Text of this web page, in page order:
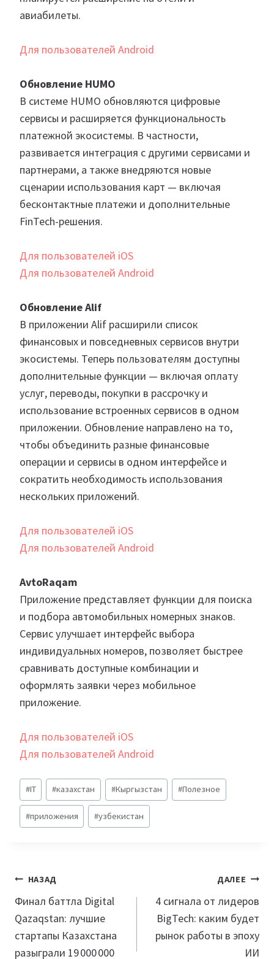
авиабилеты.
Для пользователей Android
Обновление HUMO
В системе HUMO обновляются цифровые
сервисы и расширяется функциональность
платежной экосистемы. В частности,
развивается интеграция с другими сервисами и
партнерами, а также внедряются новые
сценарии использования карт — включая
бесконтактные платежи и дополнительные
FinTech-решения.
Для пользователей iOS
Для пользователей Android
Обновление Alif
В приложении Alif расширили список
финансовых и повседневных сервисов внутри
экосистемы. Теперь пользователям доступны
дополнительные функции — включая оплату
услуг, переводы, покупки в рассрочку и
использование встроенных сервисов в одном
приложении. Обновление направлено на то,
чтобы объединить разные финансовые
операции и сервисы в одном интерфейсе и
сократить необходимость использования
нескольких приложений.
Для пользователей iOS
Для пользователей Android
AvtoRaqam
Приложение представляет функции для поиска
и подбора автомобильных номерных знаков.
Сервис улучшает интерфейс выбора
индивидуальных номеров, позволяет быстрее
сравнивать доступные комбинации и
оформлять заявки через мобильное
приложение.
Для пользователей iOS
Для пользователей Android
Метки
записи:
#IT #казахстан #Кыргызстан #Полезное
#приложения #узбекистан
Навигация
по
записям
НАЗАД
Финал баттла Digital
Qazaqstan: лучшие
стартапы Казахстана
разыграли 19 000 000
ДАЛЕЕ
4 сигнала от лидеров
BigTech: каким будет
рынок работы в эпоху
ИИ